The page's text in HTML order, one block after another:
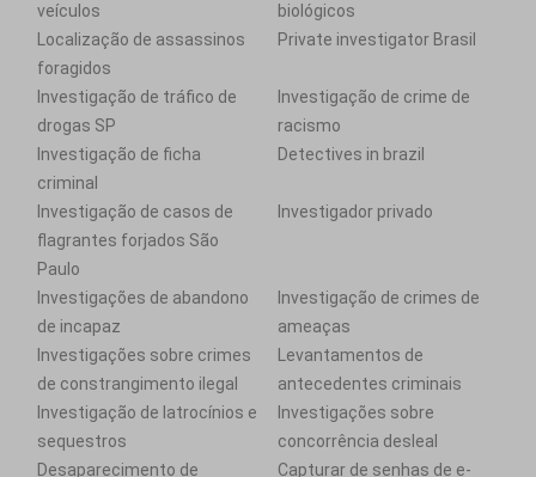
veículos
biológicos
Localização de assassinos
foragidos
Private investigator Brasil
Investigação de tráfico de
drogas SP
Investigação de crime de
racismo
Investigação de ficha
criminal
Detectives in brazil
Investigação de casos de
flagrantes forjados São
Paulo
Investigador privado
Investigações de abandono
de incapaz
Investigação de crimes de
ameaças
Investigações sobre crimes
de constrangimento ilegal
Levantamentos de
antecedentes criminais
Investigação de latrocínios e
sequestros
Investigações sobre
concorrência desleal
Desaparecimento de
Capturar de senhas de e-